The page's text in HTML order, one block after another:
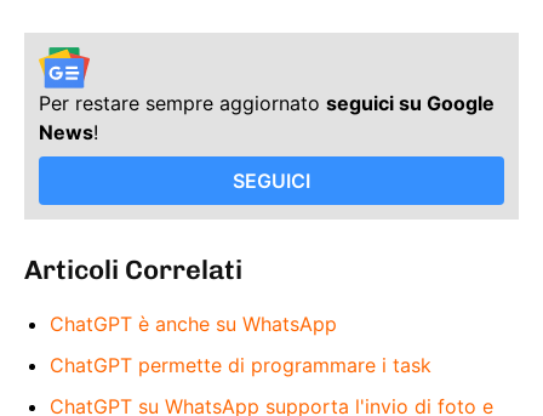
Per restare sempre aggiornato seguici su Google
News!
SEGUICI
Articoli Correlati
ChatGPT è anche su WhatsApp
ChatGPT permette di programmare i task
ChatGPT su WhatsApp supporta l'invio di foto e